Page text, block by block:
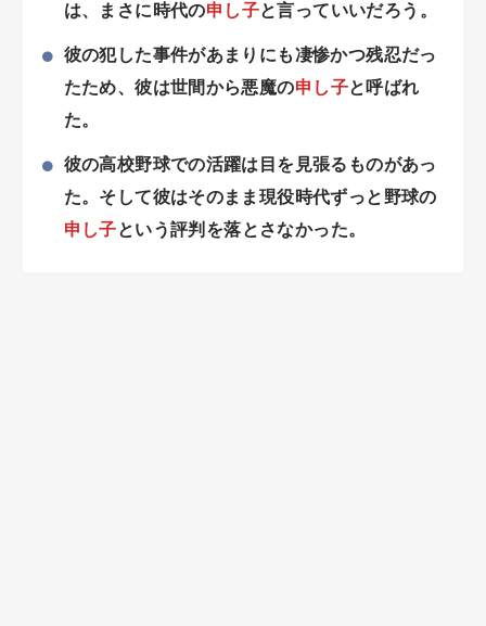
は、まさに時代の申し子と言っていいだろう。
彼の犯した事件があまりにも凄惨かつ残忍だっ
たため、彼は世間から悪魔の申し子と呼ばれ
た。
彼の高校野球での活躍は目を見張るものがあっ
た。そして彼はそのまま現役時代ずっと野球の
申し子という評判を落とさなかった。